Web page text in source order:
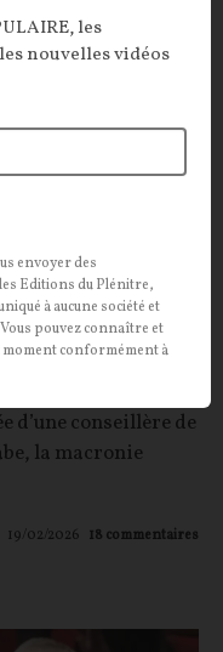
arabe… Quand
le chef de l’État
culturelles.
d’une conseillère de
la macronie
19/02/2026 18 commentaires
les
nouvelles vidéos
envoyer des
Editions du Plénitre,
à aucune société et
pouvez connaître et
conformément à